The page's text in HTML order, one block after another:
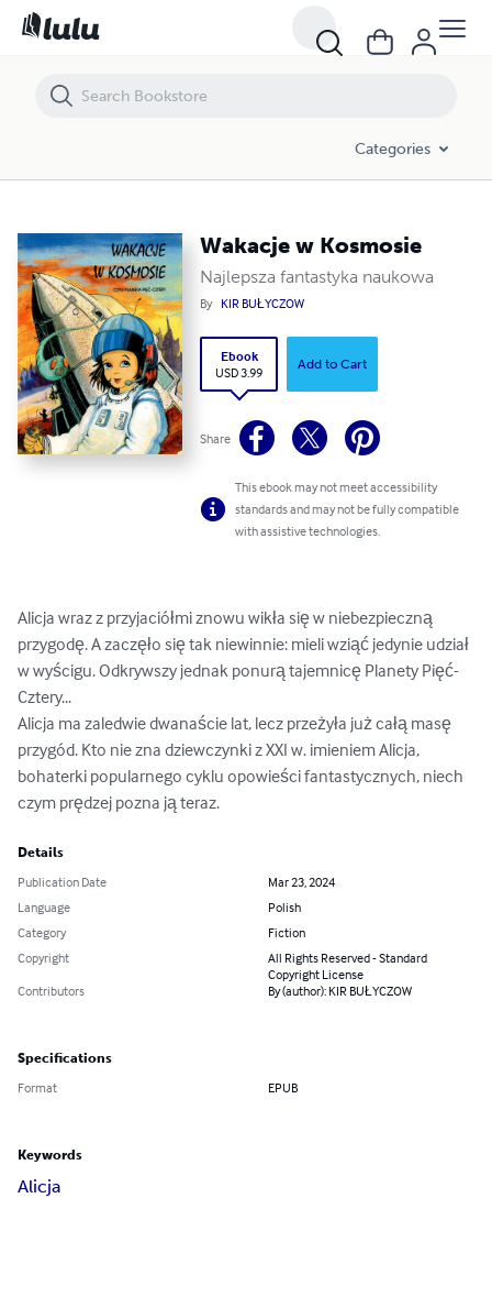
Categories
Wakacje w Kosmosie
Najlepsza fantastyka naukowa
By KIR BUŁYCZOW
Ebook
USD 3.99
Add to Cart
Share
This ebook may not meet accessibility
standards and may not be fully compatible
with assistive technologies.
Alicja wraz z przyjaciółmi znowu wikła się w niebezpieczną
przygodę. A zaczęło się tak niewinnie: mieli wziąć jedynie udział
w wyścigu. Odkrywszy jednak ponurą tajemnicę Planety Pięć-
Cztery...
Alicja ma zaledwie dwanaście lat, lecz przeżyła już całą masę
przygód. Kto nie zna dziewczynki z XXI w. imieniem Alicja,
bohaterki popularnego cyklu opowieści fantastycznych, niech
czym prędzej pozna ją teraz.
Details
Publication Date
Mar 23, 2024
Language
Polish
Category
Fiction
Copyright
All Rights Reserved - Standard
Copyright License
Contributors
By (author): KIR BUŁYCZOW
Specifications
Format EPUB
Keywords
Alicja
Wakacje w Kosmosie